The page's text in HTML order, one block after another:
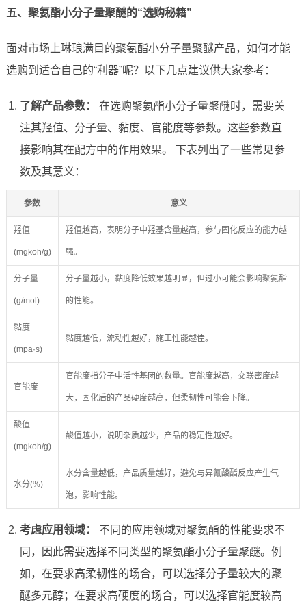
五、聚氨酯小分子量聚醚的“选购秘籍”
面对市场上琳琅满目的聚氨酯小分子量聚醚产品，如何才能
选购到适合自己的“利器”呢？以下几点建议供大家参考：
了解产品参数：
在选购聚氨酯小分子量聚醚时，需要关
注其羟值、分子量、黏度、官能度等参数。这些参数直
接影响其在配方中的作用效果。 下表列出了一些常见参
数及其意义：
参数 意义
羟值
(mgkoh/g)
羟值越高，表明分子中羟基含量越高，参与固化反应的能力越
强。
分子量
(g/mol)
分子量越小，黏度降低效果越明显，但过小可能会影响聚氨酯
的性能。
黏度
(mpa·s)
黏度越低，流动性越好，施工性能越佳。
官能度
官能度指分子中活性基团的数量。官能度越高，交联密度越
大，固化后的产品硬度越高，但柔韧性可能会下降。
酸值
(mgkoh/g)
酸值越小，说明杂质越少，产品的稳定性越好。
水分(%)
水分含量越低，产品质量越好，避免与异氰酸酯反应产生气
泡，影响性能。
考虑应用领域：
不同的应用领域对聚氨酯的性能要求不
同，因此需要选择不同类型的聚氨酯小分子量聚醚。例
如，在要求高柔韧性的场合，可以选择分子量较大的聚
醚多元醇；在要求高硬度的场合，可以选择官能度较高